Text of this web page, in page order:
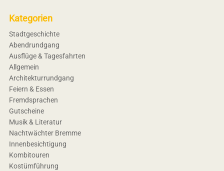
Kategorien
Stadtgeschichte
Abendrundgang
Ausflüge & Tagesfahrten
Allgemein
Architekturrundgang
Feiern & Essen
Fremdsprachen
Gutscheine
Musik & Literatur
Nachtwächter Bremme
Innenbesichtigung
Kombitouren
Kostümführung